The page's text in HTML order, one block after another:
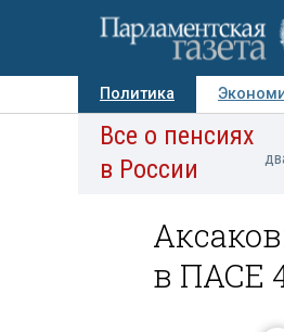
Политика
Авторы Персоны
Все о пенсиях
в России
в ПАСЕ